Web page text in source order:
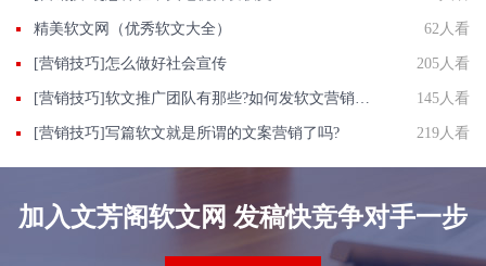
精美软文网（优秀软文大全） 62人看
[营销技巧]怎么做好社会宣传 205人看
145人看
[营销技巧]写篇软文就是所谓的文案营销了吗? 219人看
加入文芳阁软文网 发稿快竞争对手一步